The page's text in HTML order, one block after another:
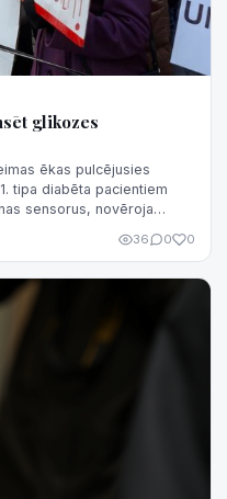
glikozes
ēkas pulcējusies
tipa diabēta pacientiem
sensorus, novēroja
36 0 0